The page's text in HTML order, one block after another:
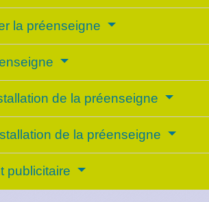
la préenseigne
de la préenseigne
de la préenseigne
publicitaire